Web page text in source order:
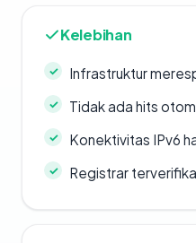
Kelebihan
Infrastruktur
Tidak ada hits
Konektivitas IPv6
Registrar